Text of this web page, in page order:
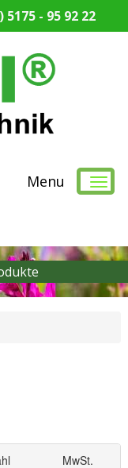
5175 - 95 92 22
Menu